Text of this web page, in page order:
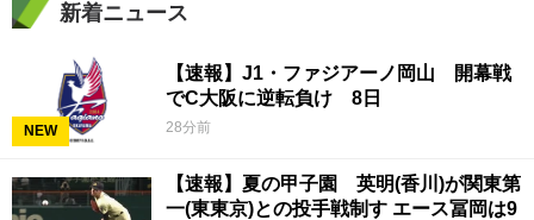
新着ニュース
NEW
【速報】J1・ファジアーノ岡山 開幕戦
でC大阪に逆転負け 8日
28分前
【速報】夏の甲子園 英明(香川)が関東第
一(東東京)との投手戦制す エース冨岡は9